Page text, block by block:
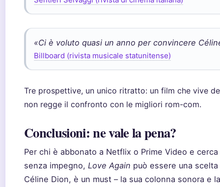
«Ci è voluto quasi un anno per convincere
Billboard (rivista musicale statunitense)
Tre prospettive, un unico ritratto: un film che vive
non regge il confronto con le migliori rom-com.
Conclusioni: ne vale la pena?
Per chi è abbonato a Netflix o Prime Video e
senza impegno, Love Again può essere una
Céline Dion, è un must – la sua colonna sonora e